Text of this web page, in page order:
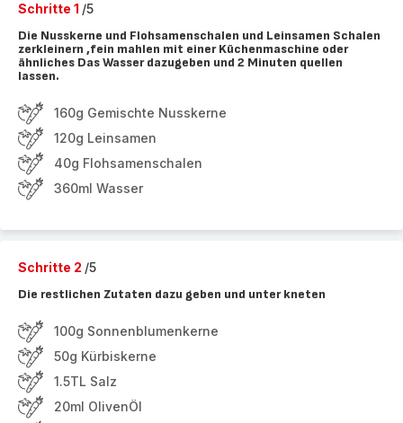
Schritte 1 /5
Die Nusskerne und Flohsamenschalen und Leinsamen Schalen
zerkleinern ,fein mahlen mit einer Küchenmaschine oder
ähnliches Das Wasser dazugeben und 2 Minuten quellen
lassen.
160g Gemischte Nusskerne
120g Leinsamen
40g Flohsamenschalen
360ml Wasser
Schritte 2 /5
Die restlichen Zutaten dazu geben und unter kneten
100g Sonnenblumenkerne
50g Kürbiskerne
1.5TL Salz
20ml OlivenÖl